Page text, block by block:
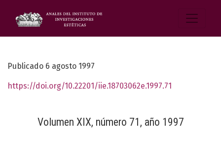
Publicado 6 agosto 1997
https://doi.org/10.22201/iie.18703062e.1997.71
Volumen XIX, número 71, año 1997